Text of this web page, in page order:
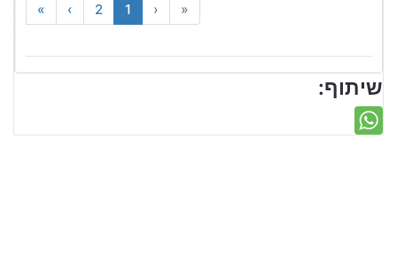
«
‹
1
2
›
»
שיתוף: